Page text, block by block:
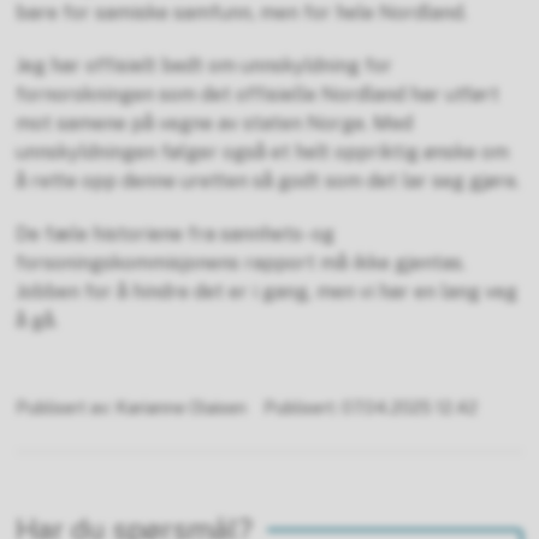
bare for samiske samfunn, men for hele Nordland.
Jeg har offisielt bedt om unnskyldning for
fornorskningen som det offisielle Nordland har utført
mot samene på vegne av staten Norge. Med
unnskyldningen følger også et helt oppriktig ønske om
å rette opp denne uretten så godt som det lar seg gjøre.
De fæle historiene fra sannhets- og
forsoningskommisjonens rapport må ikke gjentas.
Jobben for å hindre det er i gang, men vi har en lang veg
å gå.
Publisert av Karianne Olaisen Publisert
Har du spørsmål?